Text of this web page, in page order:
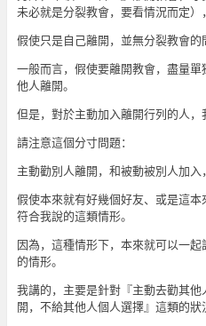
未必就是分裂教會，要看情況而定），
假使只是自己離開，並無分裂教會的
一般而言，假使要離開教會，盡量
他人離開。
但是，對於主動加入離開行列的人，
請注意這個分寸問題：
主動勸別人離開，和被動被別人加入
假使本來就有好幾個好友、或是這
符合我說的這類情形。
因為，這種情形下，本來就可以一
的情形。
我講的，主要是針對『主動去勸其
開，不給其他人個人選擇』這類的狀